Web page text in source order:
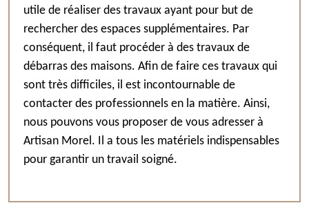
utile de réaliser des travaux ayant pour but de
rechercher des espaces supplémentaires. Par
conséquent, il faut procéder à des travaux de
débarras des maisons. Afin de faire ces travaux qui
sont très difficiles, il est incontournable de
contacter des professionnels en la matière. Ainsi,
nous pouvons vous proposer de vous adresser à
Artisan Morel. Il a tous les matériels indispensables
pour garantir un travail soigné.